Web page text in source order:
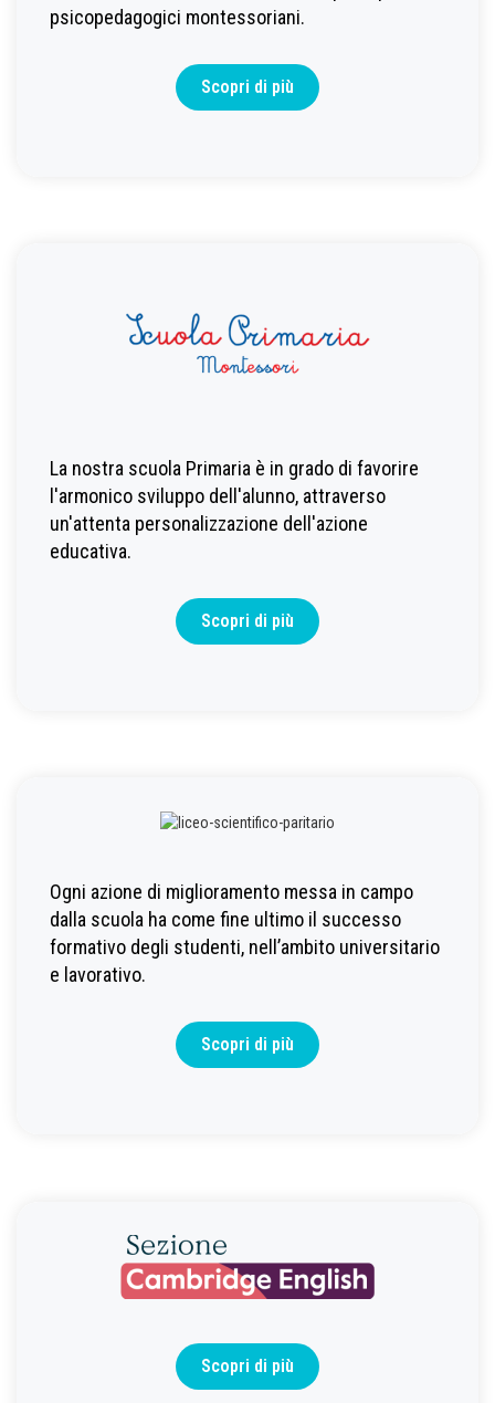
psicopedagogici montessoriani.
Scopri di più
La nostra scuola Primaria è in grado di favorire
l'armonico sviluppo dell'alunno, attraverso
un'attenta personalizzazione dell'azione
educativa.
Scopri di più
Ogni azione di miglioramento messa in campo
dalla scuola ha come fine ultimo il successo
formativo degli studenti, nell’ambito universitario
e lavorativo.
Scopri di più
Scopri di più